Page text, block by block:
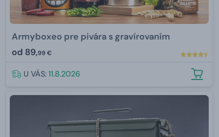
Armyboxeo pre pivára s gravírovaním
od 89,99 €
U VÁS:11.8.2026